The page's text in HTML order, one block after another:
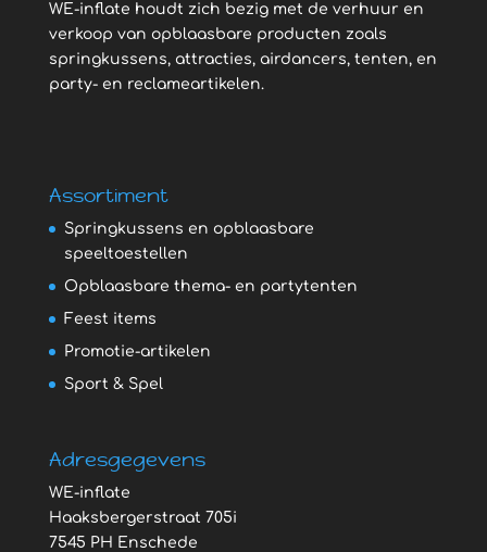
WE-inflate houdt zich bezig met de verhuur en
verkoop van opblaasbare producten zoals
springkussens, attracties, airdancers, tenten, en
party- en reclameartikelen.
Assortiment
Springkussens en opblaasbare
speeltoestellen
Opblaasbare thema- en partytenten
Feest items
Promotie-artikelen
Sport & Spel
Adresgegevens
WE-inflate
Haaksbergerstraat 705i
7545 PH Enschede